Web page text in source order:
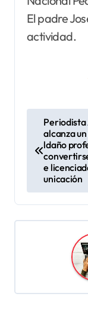
El padre
actividad.
g
a
n
Periodista
alcanza
ldaño
e
unicación